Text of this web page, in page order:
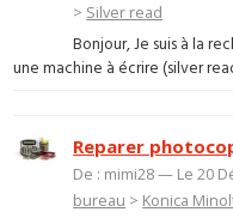
> Silver read
Bonjour, Je suis à la
une machine à écrire (silver
Reparer
De : mimi28 — Le 20
bureau > Konica